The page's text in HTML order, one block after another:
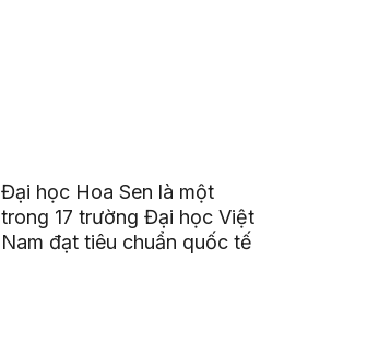
Đại học Hoa Sen là một
trong 17 trường Đại học Việt
Nam đạt tiêu chuẩn quốc tế